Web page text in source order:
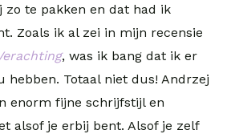
zo te pakken en dat had ik
Zoals ik al zei in mijn recensie
, was ik bang dat ik er
hebben. Totaal niet dus! Andrzej
enorm fijne schrijfstijl en
alsof je erbij bent. Alsof je zelf